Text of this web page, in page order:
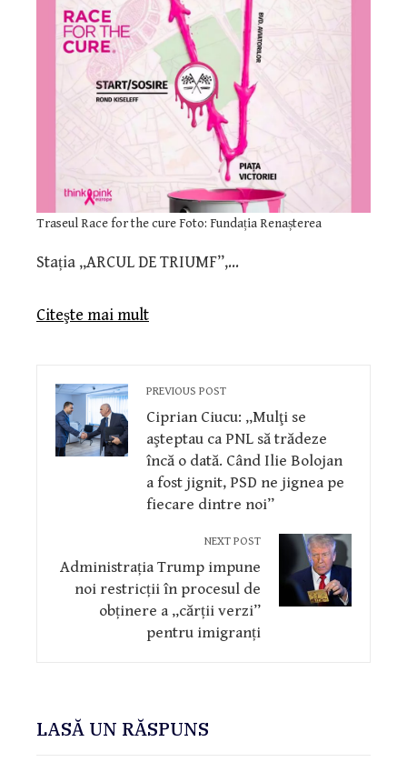
Traseul Race for the cure Foto: Fundația Renașterea
Stația „ARCUL DE TRIUMF”,…
Citeşte mai mult
PREVIOUS POST
Ciprian Ciucu: „Mulţi se
aşteptau ca PNL să trădeze
încă o dată. Când Ilie Bolojan
a fost jignit, PSD ne jignea pe
fiecare dintre noi”
NEXT POST
Administrația Trump impune
noi restricții în procesul de
obținere a „cărții verzi”
pentru imigranți
LASĂ UN RĂSPUNS